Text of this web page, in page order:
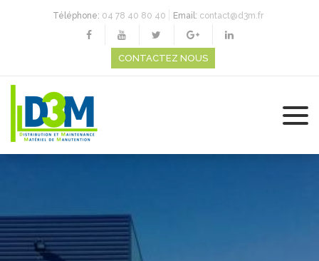
Téléphone: 04 78 40 80 40 Email: contact@d3m.fr
CONTACTEZ NOUS